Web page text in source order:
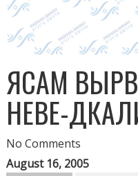
ЯСАМ
НЕВЕ-
No Comments
August 16, 2005